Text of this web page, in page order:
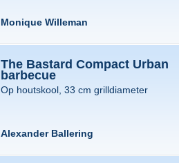
Monique Willeman
The Bastard Compact Urban
barbecue
Op houtskool, 33 cm grilldiameter
Alexander Ballering